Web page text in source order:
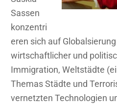
Sassen
konzentri
eren sich auf
wirtschaftlicher und
Immigration, Weltstädte
Themas Städte und
vernetzten Technologien